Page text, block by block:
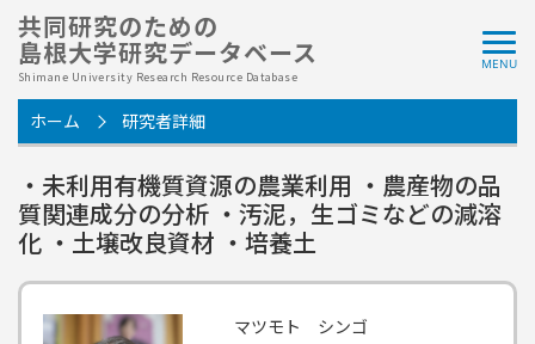
共同研究のための
島根大学研究データベース
Shimane University Research Resource Database
ホーム 研究者詳細
・未利用有機質資源の農業利用 ・農産物の品
質関連成分の分析 ・汚泥，生ゴミなどの減溶
化 ・土壌改良資材 ・培養土
マツモト シンゴ